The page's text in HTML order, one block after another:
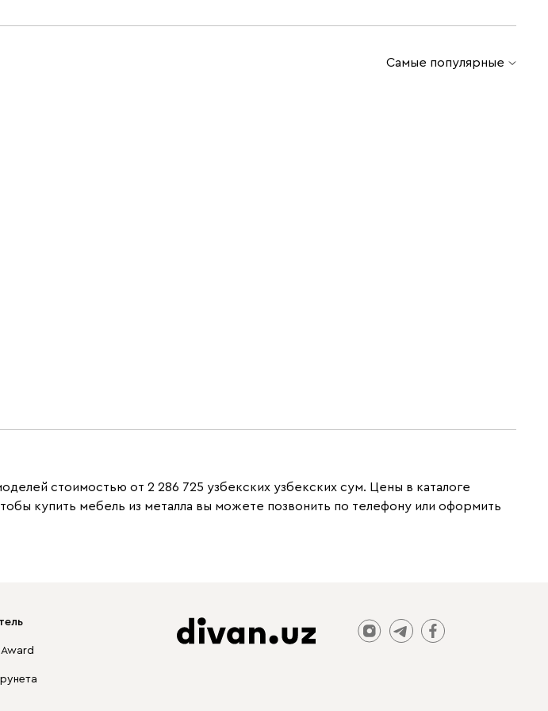
Самые популярные
стоимостью от 2 286 725 узбекских узбекских сум. Цены в каталоге
купить мебель из металла вы можете позвонить по телефону или оформить